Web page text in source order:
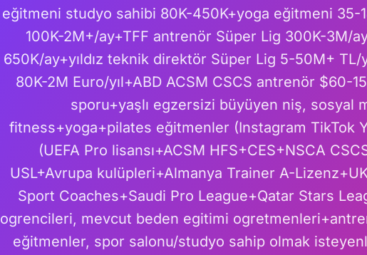
eğitmeni studyo sahibi 80K-450K+yoga eğitmeni 35-
100K-2M+/ay+TFF antrenör Süper Lig 300K-3M/
650K/ay+yıldız teknik direktör Süper Lig 5-50M+ TL/
80K-2M Euro/yıl+ABD ACSM CSCS antrenör $60-
sporu+yaşlı egzersizi büyüyen niş, sosyal
fitness+yoga+pilates eğitmenler (Instagram TikTok
(UEFA Pro lisansı+ACSM HFS+CES+NSCA
USL+Avrupa kulüpleri+Almanya Trainer A-
Sport Coaches+Saudi Pro League+Qatar Stars
ogrencileri, mevcut beden egitimi
eğitmenler, spor salonu/studyo sahip olmak